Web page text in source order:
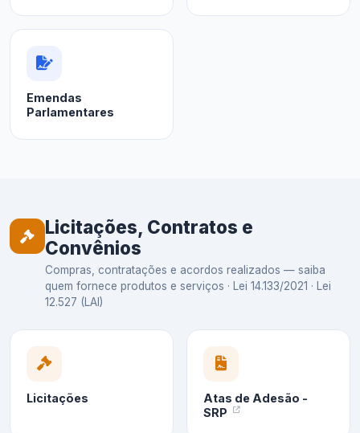
Emendas
Parlamentares
Licitações, Contratos e
Convênios
Compras, contratações e acordos realizados — saiba
quem fornece produtos e serviços · Lei 14.133/2021 · Lei
12.527 (LAI)
Licitações
Atas de Adesão -
SRP